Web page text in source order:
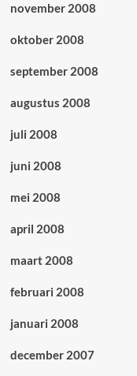
november 2008
oktober 2008
september 2008
augustus 2008
juli 2008
juni 2008
mei 2008
april 2008
maart 2008
februari 2008
januari 2008
december 2007